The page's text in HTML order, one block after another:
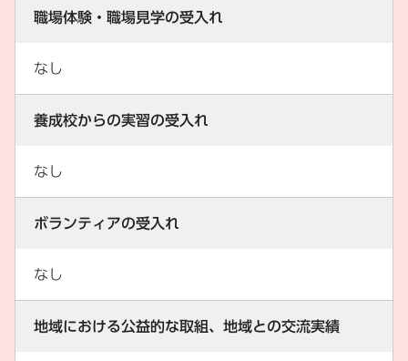
職場体験・職場見学の受入れ
なし
養成校からの実習の受入れ
なし
ボランティアの受入れ
なし
地域における公益的な取組、地域との交流実績